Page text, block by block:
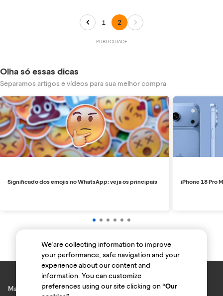
1 2
Olha só essas dicas
Separamos artigos e vídeos para sua melhor compra
Significado dos emojis no WhatsApp: veja os principais iPhone 18 Pro
Marcas e lojas
We’are collecting information to improve
your performance, safe navigation and your
experience about our content and
information. You can customize
preferences using our site clicking on“Our